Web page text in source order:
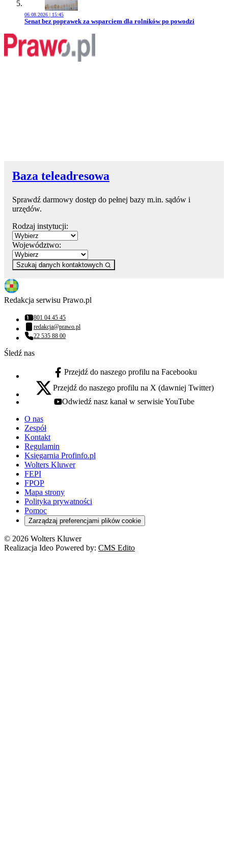
06.08.2026 | 15:45
Przejdź do artykułu:
Senat bez poprawek za wsparciem dla rolników po powodzi
Baza teleadresowa
Sprawdź darmowy dostęp do pełnej bazy m.in. sądów i
urzędów.
Rodzaj instytucji:
Województwo:
Szukaj danych kontaktowych
Redakcja serwisu Prawo.pl
Numer telefonu:
801 04 45 45
Adres email:
redakcja@prawo.pl
Numer telefonu:
22 535 88 00
Śledź nas
facebook - otwiera się w nowej karcie
Przejdź do naszego profilu na Facebooku
x - otwiera się w nowej karcie
Przejdź do naszego profilu na X (dawniej Twitter)
youtube - otwiera się w nowej karcie
Odwiedź nasz kanał w serwisie YouTube
O nas
Zespół
Kontakt
Regulamin
Księgarnia Profinfo.pl
Wolters Kluwer
FEPI
FPOP
Mapa strony
Polityka prywatności
Pomoc
Zarządzaj preferencjami plików cookie
© 2026 Wolters Kluwer
Realizacja Ideo Powered by: CMS Edito